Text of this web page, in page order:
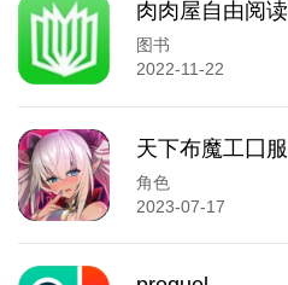
肉肉屋自由阅读
图书
2022-11-22
天下布魔工囗服
角色
2023-07-17